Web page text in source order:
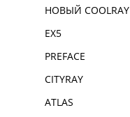
НОВЫЙ COOLRAY
EX5
PREFACE
CITYRAY
ATLAS